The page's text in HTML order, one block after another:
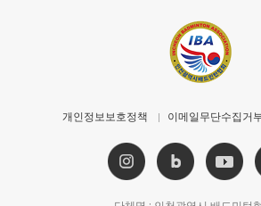
개인정보보호정책 이메일무단수집거